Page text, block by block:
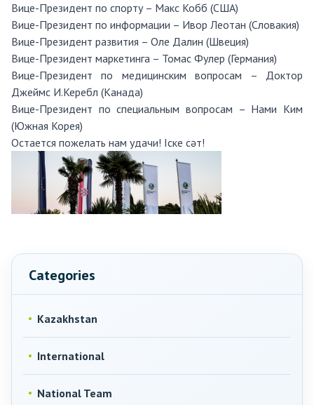
Вице-Президент по спорту – Макс Кобб (США)
Вице-Президент по информации – Ивор Леотан (Словакия)
Вице-Президент развития – Оле Далин (Швеция)
Вице-Президент маркетинга – Томас Фулер (Германия)
Вице-Президент по медицинским вопросам – Доктор
Джеймс И.Керебл (Канада)
Вице-Президент по специальным вопросам – Нами Ким
(Южная Корея)
Остается пожелать нам удачи! Іске сәт!
Categories
Kazakhstan
International
National Team